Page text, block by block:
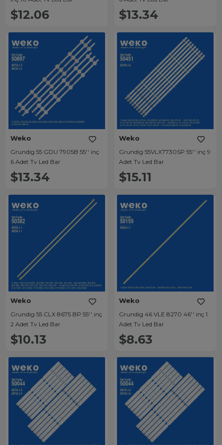
$12.06 $13.34
Weko
Grundig 55 GDU 7905B 55'' inç
6 Adet Tv Led Bar
$13.34
Weko
Grundig 55VLX7730SP 55'' inç 9
Adet Tv Led Bar
$15.11
Weko
Grundig 55 CLX 8675 BP 55'' inç
2 Adet Tv Led Bar
$10.13
Weko
Grundig 46 VLE 8270 46'' inç 1
Adet Tv Led Bar
$8.63